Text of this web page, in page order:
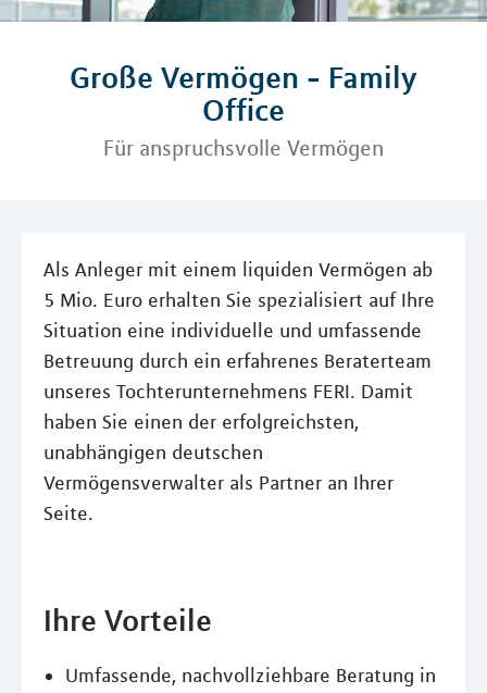
Große Vermögen - Family
Office
Für anspruchsvolle Vermögen
Als Anleger mit einem liquiden Vermögen ab
5 Mio. Euro erhalten Sie spezialisiert auf Ihre
Situation eine individuelle und umfassende
Betreuung durch ein erfahrenes Beraterteam
unseres Tochterunternehmens FERI. Damit
haben Sie einen der erfolgreichsten,
unabhängigen deutschen
Vermögensverwalter als Partner an Ihrer
Seite.
Ihre Vorteile
Umfassende, nachvollziehbare Beratung in